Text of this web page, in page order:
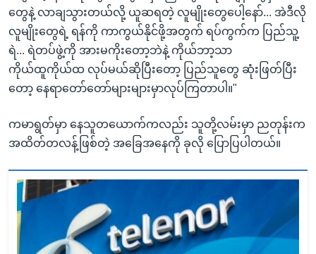
တွေနဲ့ လာချသွားတယ်လို့ ယူဆရတဲ့ လူမျိုးတွေပေါ့နော်... အဲဒီလို
လူမျိုးတွေရဲ့ ရန်ကို ကာကွယ်နိုင်ဖို့အတွက် ရပ်ကွက်က ပြည်သူ့
ရဲ... ရဲတပ်ဖွဲ့ကို အားမကိုးတော့ဘဲနဲ့ ကိုယ်ဘာ့သာ
ကိုယ်ထူကိုယ်ထ လုပ်မယ်ဆိုပြီးတော့ ပြည်သူတွေ ဆုံးဖြတ်ပြီး
တော့ နေရာတော်တော်များများမှာလုပ်ကြတာပါ။"
ကမာရွတ်မှာ နေသူတယောက်ကလည်း သူတို့လမ်းမှာ ညတုန်းက
အထိတ်တလန့်ဖြစ်တဲ့ အခြေအနေကို ခုလို ပြောပြပါတယ်။